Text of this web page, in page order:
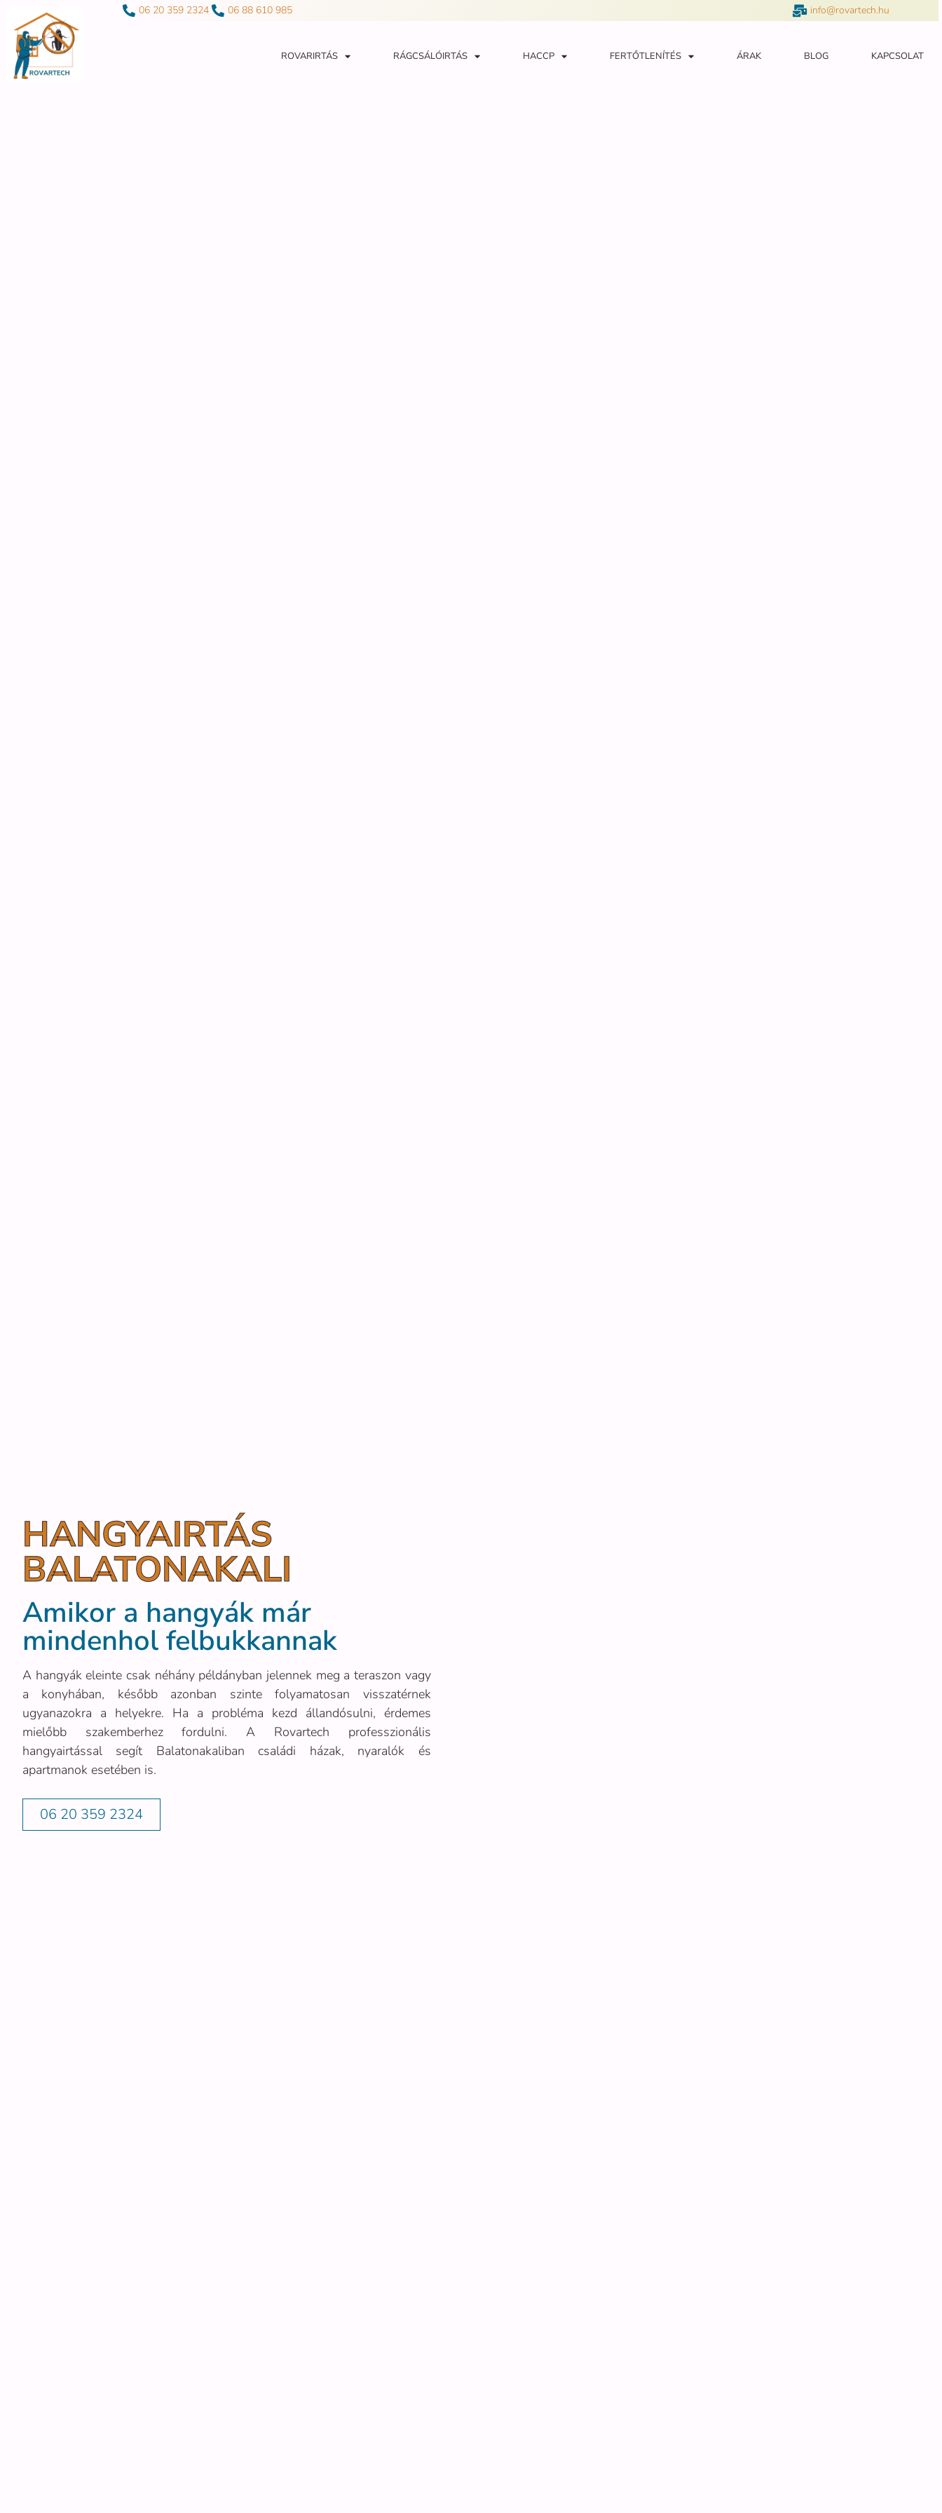
06 20 359 2324 06 88 610 985 info@rovartech.hu
ROVARIRTÁS RÁGCSÁLÓIRTÁS HACCP FERTŐTLENÍTÉS ÁRAK BLOG KAPCSOLAT
HANGYAIRTÁS
BALATONAKALI
Amikor a hangyák már
mindenhol felbukkannak
A hangyák eleinte csak néhány példányban jelennek meg a teraszon vagy
a konyhában, később azonban szinte folyamatosan visszatérnek
ugyanazokra a helyekre. Ha a probléma kezd állandósulni, érdemes
mielőbb szakemberhez fordulni. A Rovartech professzionális
hangyairtással segít Balatonakaliban családi házak, nyaralók és
apartmanok esetében is.
06 20 359 2324